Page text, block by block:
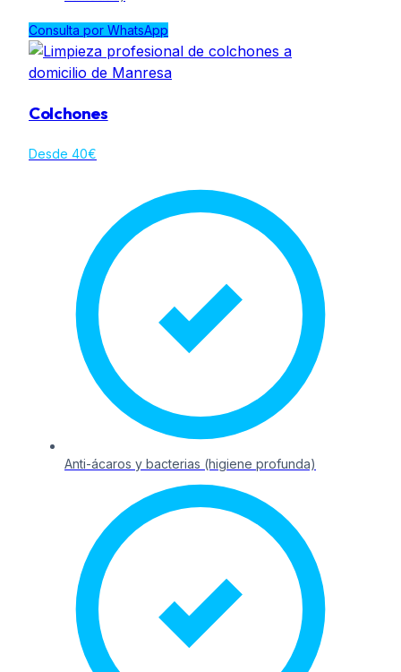
Consulta por WhatsApp
Colchones
Desde 40€
Anti-ácaros y bacterias (higiene profunda)